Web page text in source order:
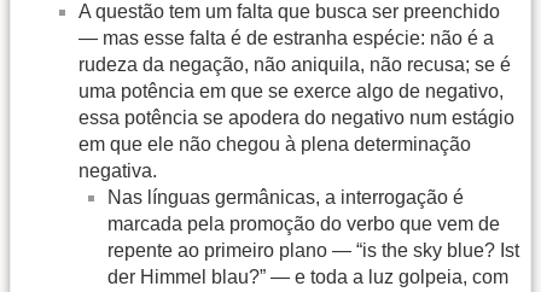
A questão tem um falta que busca ser preenchido
— mas esse falta é de estranha espécie: não é a
rudeza da negação, não aniquila, não recusa; se é
uma potência em que se exerce algo de negativo,
essa potência se apodera do negativo num estágio
em que ele não chegou à plena determinação
negativa.
Nas línguas germânicas, a interrogação é
marcada pela promoção do verbo que vem de
repente ao primeiro plano — “is the sky blue? Ist
der Himmel blau?” — e toda a luz golpeia, com